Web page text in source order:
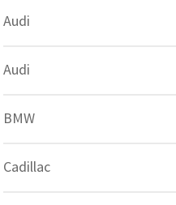
Audi
Audi
BMW
Cadillac